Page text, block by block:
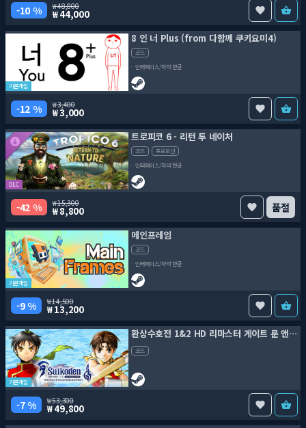
10 % 48,800
44,000
기본게임
8 인 너 Plus (from 다함께 쿠키요미4)
코드
인터페이스/자막 한글
12 % 3,400
3,000
DLC
트로피코 6 - 리턴 투 네이처
코드
프로모션
인터페이스/자막 한글
42 % 15,300
8,800 품절
기본게임
메인프레임
코드
인터페이스/자막 한글
9 % 14,500
13,200
기본게임
환상수호전 1&2 HD 리마스터 게이트 룬 앤 두난 유니피케이션 워즈
코드
7 % 53,300
49,800